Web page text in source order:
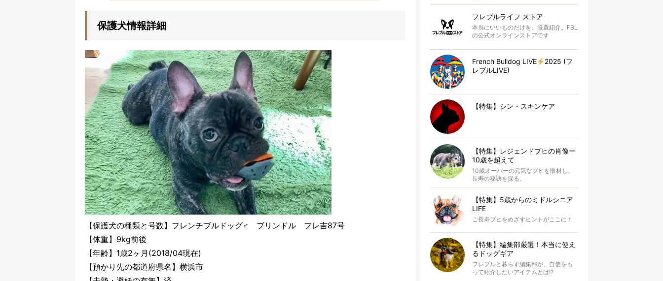
保護犬情報詳細
【保護犬の種類と号数】フレンチブルドッグ♂ ブリンドル フレ吉87号
【体重】9kg前後
【年齢】1歳2ヶ月(2018/04現在)
【預かり先の都道府県名】横浜市
フレブルライフ ストア
本当にいいものだけを、厳選紹介。FBL
の公式オンラインストアです
French Bulldog LIVE
2025 (フ
レブルLIVE)
【特集】シン・スキンケア
【特集】レジェンドブヒの肖像ー
10歳を超えて
10歳オーバーの元気なブヒを取材し、
長寿の秘訣を探る。
【特集】5歳からのミドルシニア
LIFE
ご長寿ブヒをめざすヒントがここに！
【特集】編集部厳選！本当に使え
るドッグギア
フレブルと暮らす編集部が、自信をも
って紹介したいアイテムとは!?